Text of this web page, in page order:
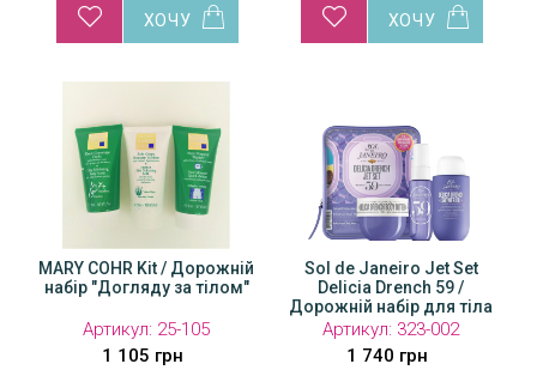
MARY COHR Kit / Дорожній
набір "Догляду за тілом"
Артикул: 25-105
1 105 грн
Sol de Janeiro Jet Set
Delicia Drench 59 /
Дорожній набір для тіла
Артикул: 323-002
1 740 грн